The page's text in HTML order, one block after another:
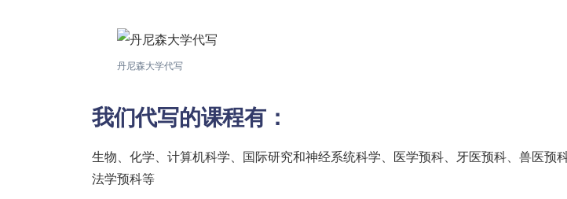
丹尼森大学代写
我们代写的课程有：
生物、化学、计算机科学、国际研究和神经系统科学、医学预科、牙医预科、兽医预
法学预科等